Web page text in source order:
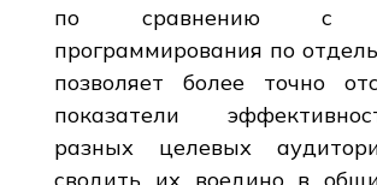
по сравнению с
программирования по
позволяет более точно
показатели
разных целевых
сводить их воедино в